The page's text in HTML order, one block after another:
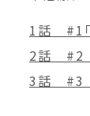
1話 #1「
2話 #2
3話 #3